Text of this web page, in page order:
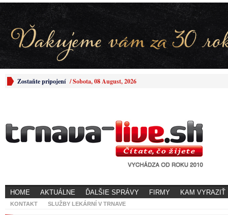
Zostaňte pripojení /Sobota, 08 August, 2026
HOME AKTUÁLNE ĎALŠIE SPRÁVY FIRMY KAM VYRAZIŤ
KONTAKT SLUŽBY LEKÁRNÍ V TRNAVE